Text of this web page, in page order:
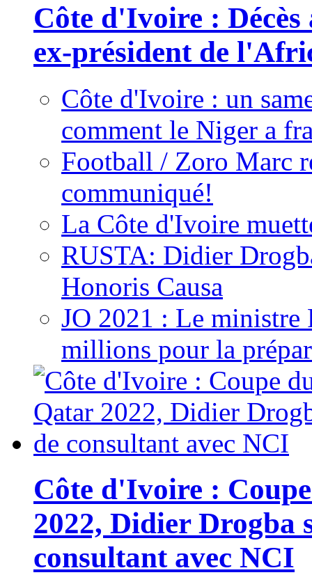
Côte d'Ivoire :
ex-président de
Côte d'Ivoire : un
comment le Niger a
Football / Zoro Marc
communiqué!
La Côte d'Ivoire
RUSTA: Didier
Honoris Causa
JO 2021 : Le ministre
millions pour la
Côte d'Ivoire :
2022, Didier Drogba
consultant avec NCI